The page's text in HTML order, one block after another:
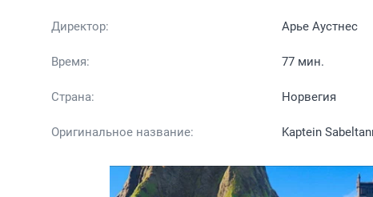
Директор: Арье Аустнес
Время: 77 мин.
Страна: Норвегия
Оригинальное название: Kaptein